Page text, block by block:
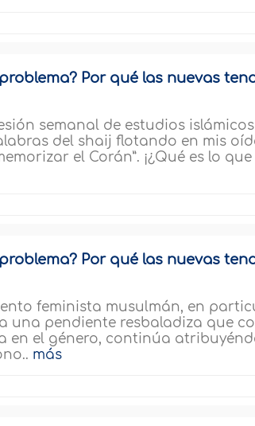
Por qué las nuevas
semanal de estudios
del shaij flotando en mis
el Corán”. ¡¿Qué es lo
Por qué las nuevas
feminista musulmán, en
una pendiente resbaladiza que
en el género, continúa
más